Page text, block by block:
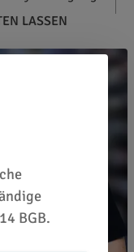
LASSEN
BGB.